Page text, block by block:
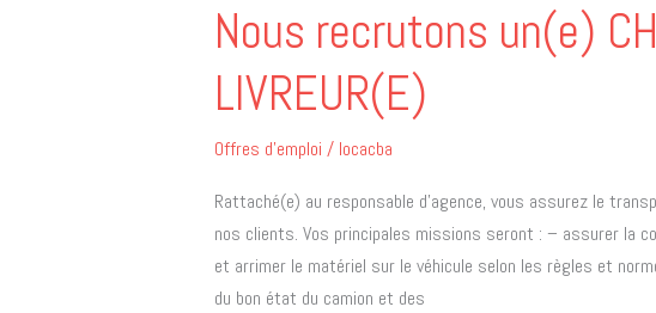
Nous recrutons un(e)
LIVREUR(E)
Offres d'emploi / locacba
Rattaché(e) au responsable d’agence, vous assurez le
nos clients. Vos principales missions seront : – assurer la
et arrimer le matériel sur le véhicule selon les règles et
du bon état du camion et des
Nous
recrutons
un(e)
CHAUFFEUR(E)-
LIVREUR(E)